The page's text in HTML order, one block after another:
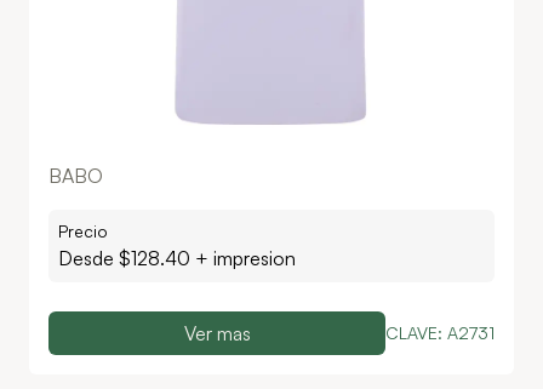
BABO
Precio
Desde $128.40 + impresion
Ver mas CLAVE: A2731